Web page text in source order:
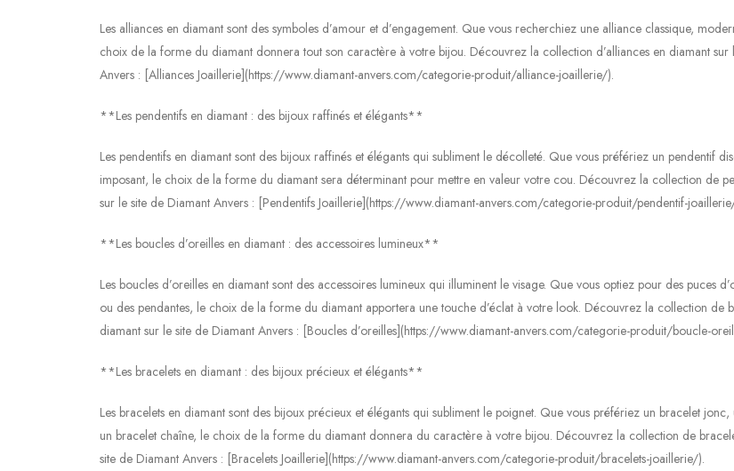
Les alliances en diamant sont des symboles d’amour et d’engagement. Que vous recherchiez une alliance classique,
choix de la forme du diamant donnera tout son caractère à votre bijou. Découvrez la collection d’alliances en diamant sur
Anvers : [Alliances Joaillerie](https://www.diamant-anvers.com/categorie-produit/alliance-joaillerie/).
**Les pendentifs en diamant : des bijoux raffinés et élégants**
Les pendentifs en diamant sont des bijoux raffinés et élégants qui subliment le décolleté. Que vous préfériez un pendentif
imposant, le choix de la forme du diamant sera déterminant pour mettre en valeur votre cou. Découvrez la collection de
sur le site de Diamant Anvers : [Pendentifs Joaillerie](https://www.diamant-anvers.com/categorie-produit/pendentif-
**Les boucles d’oreilles en diamant : des accessoires lumineux**
Les boucles d’oreilles en diamant sont des accessoires lumineux qui illuminent le visage. Que vous optiez pour des puces
ou des pendantes, le choix de la forme du diamant apportera une touche d’éclat à votre look. Découvrez la collection de
diamant sur le site de Diamant Anvers : [Boucles d’oreilles](https://www.diamant-anvers.com/categorie-produit/boucle-
**Les bracelets en diamant : des bijoux précieux et élégants**
Les bracelets en diamant sont des bijoux précieux et élégants qui subliment le poignet. Que vous préfériez un bracelet
un bracelet chaîne, le choix de la forme du diamant donnera du caractère à votre bijou. Découvrez la collection de
site de Diamant Anvers : [Bracelets Joaillerie](https://www.diamant-anvers.com/categorie-produit/bracelets-joaillerie/).